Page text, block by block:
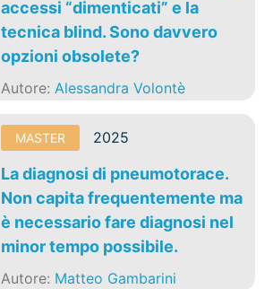
accessi “dimenticati” e la
tecnica blind. Sono davvero
opzioni obsolete?
Autore:Alessandra Volontè
MASTER 2025
La diagnosi di pneumotorace.
Non capita frequentemente ma
è necessario fare diagnosi nel
minor tempo possibile.
Autore: Matteo Gambarini